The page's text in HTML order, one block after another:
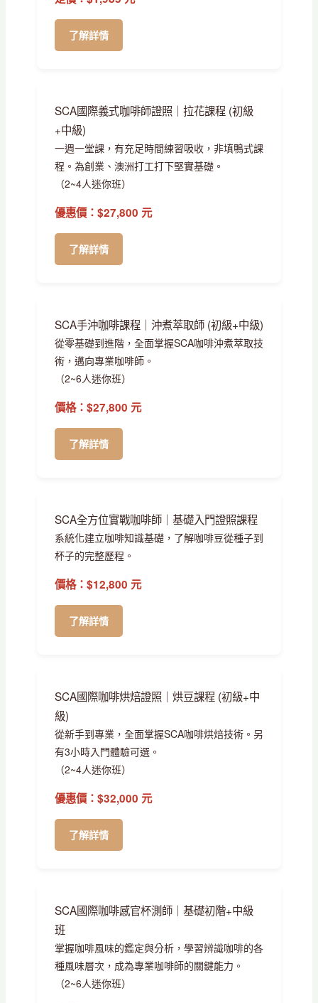
了解詳情
SCA國際義式咖啡師證照｜拉花課程 (初級
+中級)
一週一堂課，有充足時間練習吸收，非填鴨式課
程。為創業、澳洲打工打下堅實基礎。
（2~4人迷你班）
優惠價：$27,800 元
了解詳情
SCA手沖咖啡課程｜沖煮萃取師 (初級+中級)
從零基礎到進階，全面掌握SCA咖啡沖煮萃取技
術，邁向專業咖啡師。
（2~6人迷你班）
價格：$27,800 元
了解詳情
SCA全方位實戰咖啡師｜基礎入門證照課程
系統化建立咖啡知識基礎，了解咖啡豆從種子到
杯子的完整歷程。
價格：$12,800 元
了解詳情
SCA國際咖啡烘焙證照｜烘豆課程 (初級+中
級)
從新手到專業，全面掌握SCA咖啡烘焙技術。另
有3小時入門體驗可選。
（2~4人迷你班）
優惠價：$32,000 元
了解詳情
SCA國際咖啡感官杯測師｜基礎初階+中級
班
掌握咖啡風味的鑑定與分析，學習辨識咖啡的各
種風味層次，成為專業咖啡師的關鍵能力。
（2~6人迷你班）